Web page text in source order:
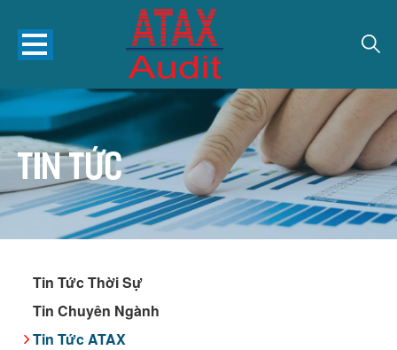
Tin tức
Tin Tức Thời Sự
Tin Chuyên Ngành
Tin Tức ATAX